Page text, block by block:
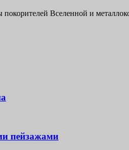
Вселенной и
пейзажами